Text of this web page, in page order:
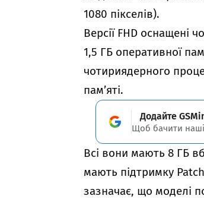
1080 пікселів).
Версії FHD оснащені
1,5 ГБ оперативної
чотириядерного
пам’яті.
Додайте
Щоб бачити наші
Всі вони мають 8 ГБ
мають підтримку
зазначає, що моделі